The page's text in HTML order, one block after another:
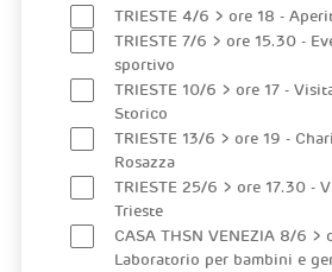
TRIESTE 4/6 > ore 18 -
TRIESTE 7/6 > ore 15.30 -
sportivo
TRIESTE 10/6 > ore 17 -
Storico
TRIESTE 13/6 > ore 19 -
Rosazza
TRIESTE 25/6 > ore 17.30 -
Trieste
CASA THSN VENEZIA 8/6 >
Laboratorio per bambini e